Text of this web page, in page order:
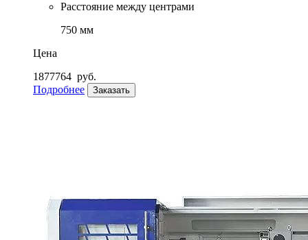
Расстояние между центрами
750 мм
Цена
1877764 руб.
Подробнее
Заказать